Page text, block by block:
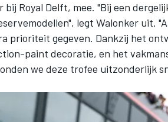
Royal Delft, mee. "Bij een
legt Walonker uit.
prioriteit gegeven. Dankzij het
paint decoratie, en het
we deze trofee uitzonderlijk